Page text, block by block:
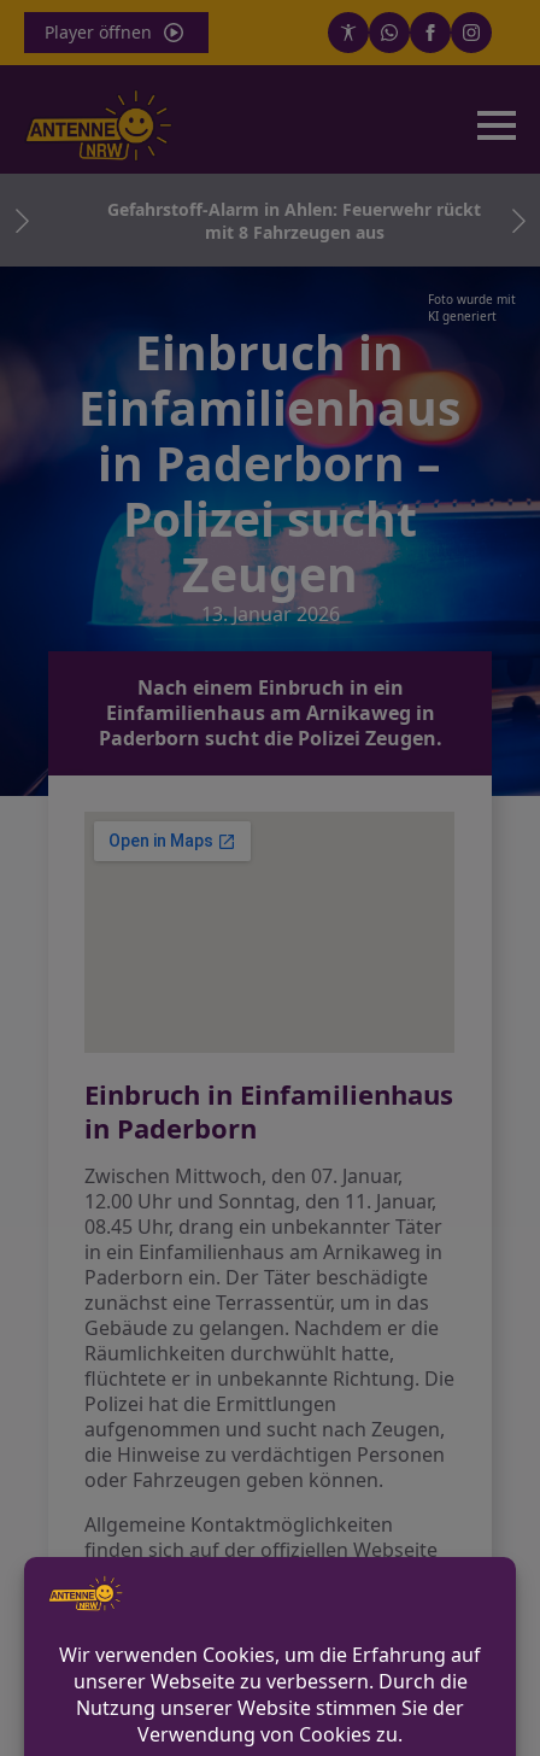
Player öffnen
Gefahrstoff-Alarm in Ahlen: Feuerwehr rückt
mit 8 Fahrzeugen aus
Foto wurde mit
KI generiert
Einbruch in
Einfamilienhaus
in Paderborn –
Polizei sucht
Zeugen
13. Januar 2026
Nach einem Einbruch in ein
Einfamilienhaus am Arnikaweg in
Paderborn sucht die Polizei Zeugen.
Einbruch in Einfamilienhaus
in Paderborn
Zwischen Mittwoch, den 07. Januar,
12.00 Uhr und Sonntag, den 11. Januar,
08.45 Uhr, drang ein unbekannter Täter
in ein Einfamilienhaus am Arnikaweg in
Paderborn ein. Der Täter beschädigte
zunächst eine Terrassentür, um in das
Gebäude zu gelangen. Nachdem er die
Räumlichkeiten durchwühlt hatte,
flüchtete er in unbekannte Richtung. Die
Polizei hat die Ermittlungen
aufgenommen und sucht nach Zeugen,
die Hinweise zu verdächtigen Personen
oder Fahrzeugen geben können.
Allgemeine Kontaktmöglichkeiten
finden sich auf der offiziellen Webseite
der Polizei Paderborn
https://paderborn.polizei.nrw.
VORHERIGER BEITRAG
Einbruch in Wohnung in Paderborn-Elsen –
Polizei sucht Zeugen